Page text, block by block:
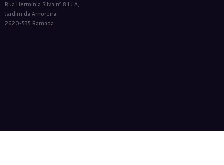
Rua Hermínia Silva nº 8 LJ A,
Jardim da Amoreira
2620-535 Ramada